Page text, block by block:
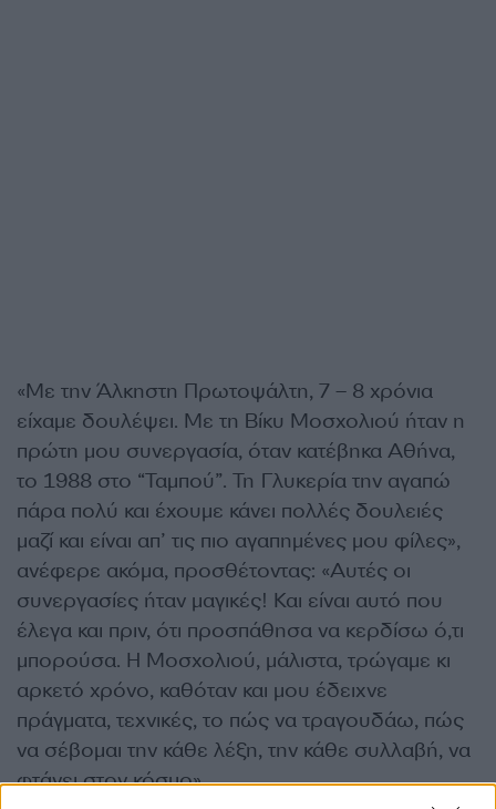
«Με την Άλκηστη Πρωτοψάλτη, 7 – 8 χρόνια
είχαμε δουλέψει. Με τη Βίκυ Μοσχολιού ήταν η
πρώτη μου συνεργασία, όταν κατέβηκα Αθήνα,
το 1988 στο “Ταμπού”. Τη Γλυκερία την αγαπώ
πάρα πολύ και έχουμε κάνει πολλές δουλειές
μαζί και είναι απ’ τις πιο αγαπημένες μου φίλες»,
ανέφερε ακόμα, προσθέτοντας: «Αυτές οι
συνεργασίες ήταν μαγικές! Και είναι αυτό που
έλεγα και πριν, ότι προσπάθησα να κερδίσω ό,τι
μπορούσα. Η Μοσχολιού, μάλιστα, τρώγαμε κι
αρκετό χρόνο, καθόταν και μου έδειχνε
πράγματα, τεχνικές, το πώς να τραγουδάω, πώς
να σέβομαι την κάθε λέξη, την κάθε συλλαβή, να
φτάνει στον κόσμο».